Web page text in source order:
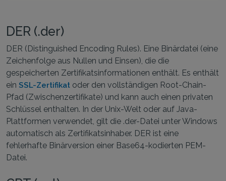
DER (.der)
DER (Distinguished Encoding Rules). Eine Binärdatei (eine
Zeichenfolge aus Nullen und Einsen), die die
gespeicherten Zertifikatsinformationen enthält. Es enthält
ein SSL-Zertifikat oder den vollständigen Root-Chain-
Pfad (Zwischenzertifikate) und kann auch einen privaten
Schlüssel enthalten. In der Unix-Welt oder auf Java-
Plattformen verwendet, gilt die .der-Datei unter Windows
automatisch als Zertifikatsinhaber. DER ist eine
fehlerhafte Binärversion einer Base64-kodierten PEM-
Datei.